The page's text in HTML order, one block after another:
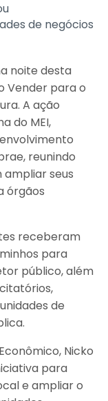
de negócios
noite desta
Vender para o
A ação
do MEI,
reunindo
seus
órgãos
receberam
para
público, além
de
Nicko
para
e ampliar o